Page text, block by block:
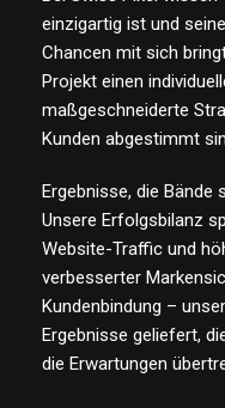
einzigartig ist und
Chancen mit sich
Projekt einen
maßgeschneiderte
Kunden abgestimmt
Ergebnisse, die Bände
Unsere Erfolgsbilanz
Website-Traffic und
verbesserter
Kundenbindung –
Ergebnisse geliefert,
die Erwartungen